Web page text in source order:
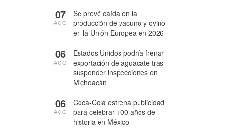
Se prevé caída en la
producción de vacuno y ovino
en la Unión Europea en 2026
07
AGO
Estados Unidos podría frenar
exportación de aguacate tras
suspender inspecciones en
Michoacán
06
AGO
Coca-Cola estrena publicidad
para celebrar 100 años de
historia en México
06
AGO